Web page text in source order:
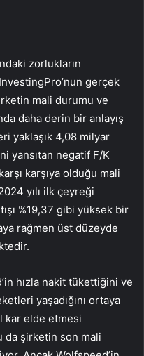
zorlukların
gerçek
mali durumu ve
daha derin bir anlayış
yaklaşık 4,08 milyar
yansıtan negatif F/K
karşıya olduğu mali
yılı ilk çeyreği
%19,37 gibi yüksek bir
rağmen üst düzeyde
hızla nakit tükettiğini ve
yaşadığını ortaya
kar elde etmesi
da şirketin son mali